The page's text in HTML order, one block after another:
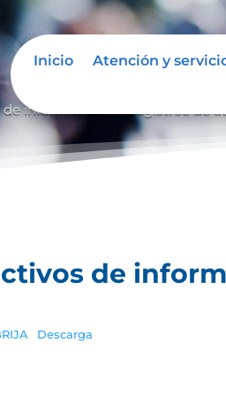
Inicio Atención y
información
de
Descarga